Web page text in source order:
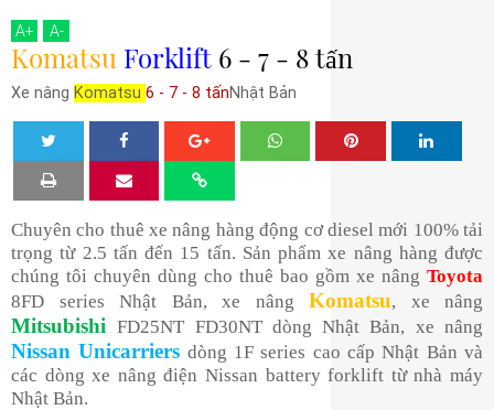
A+ A-
Komatsu Forklift 6 - 7 - 8 tấn
Xe nâng Komatsu 6 - 7 - 8 tấnNhật Bản
eet
Sha
re
re
re
Chuyên cho thuê xe nâng hàng động cơ diesel mới 100% tải
trọng từ 2.5 tấn đến 15 tấn. Sản phẩm xe nâng hàng được
chúng tôi chuyên dùng cho thuê bao gồm xe nâng Toyota
8FD series Nhật Bản, xe nâng Komatsu, xe nâng
Mitsubishi FD25NT FD30NT dòng Nhật Bản, xe nâng
Nissan Unicarriers dòng 1F series cao cấp Nhật Bản và
các dòng xe nâng điện Nissan battery forklift từ nhà máy
Nhật Bản.